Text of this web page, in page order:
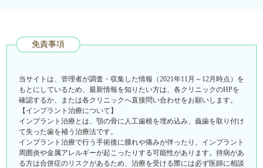
免責事項
当サイトは、管理者が調査・収集した情報（2021年11月～12月時点）を
もとにしているため、最新情報を知りたい方は、各クリニックのHPを
確認するか、または各クリニックへ直接問い合わせをお願いします。
【インプラント治療について】
インプラント治療とは、顎の骨に人工歯根を埋め込み、義歯を取り付け
て失った歯を補う治療法です。
インプラント治療で行う手術後に腫れや痛みが伴ったり、インプラント
周囲炎や金属アレルギーが起こったりする可能性があります。持病があ
る方は合併症のリスクがあるため、治療を受ける際には必ず医師に相談